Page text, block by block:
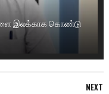
இலக்காக கொண்டு
NEXT